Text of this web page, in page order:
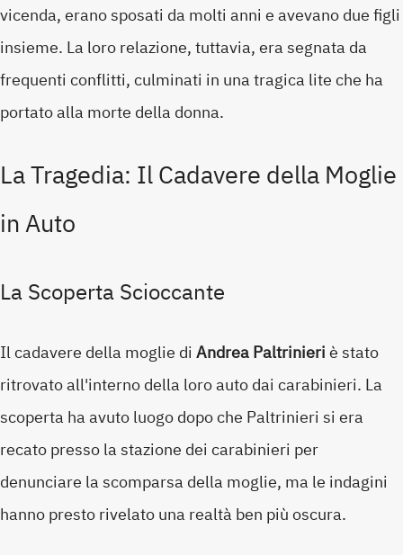
vicenda, erano sposati da molti anni e avevano due figli
insieme. La loro relazione, tuttavia, era segnata da
frequenti conflitti, culminati in una tragica lite che ha
portato alla morte della donna.
La Tragedia: Il Cadavere della Moglie
in Auto
La Scoperta Scioccante
Il cadavere della moglie di Andrea Paltrinieriè stato
ritrovato all'interno della loro auto dai carabinieri. La
scoperta ha avuto luogo dopo che Paltrinieri si era
recato presso la stazione dei carabinieri per
denunciare la scomparsa della moglie, ma le indagini
hanno presto rivelato una realtà ben più oscura.